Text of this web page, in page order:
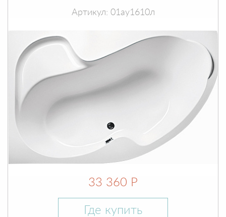
Артикул: 01ау1610л
33 360 Р
Где купить